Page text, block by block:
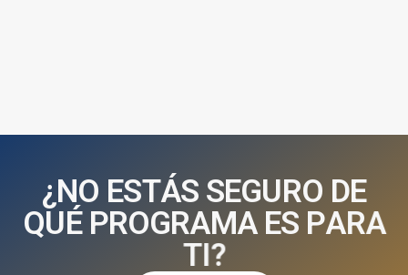
¿NO ESTÁS SEGURO DE
QUÉ PROGRAMA ES PARA
TI?